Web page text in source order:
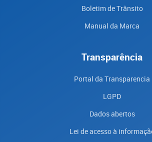
Boletim de Trânsito
Manual da Marca
Transparência
Portal da Transparencia
LGPD
Dados abertos
Lei de acesso à